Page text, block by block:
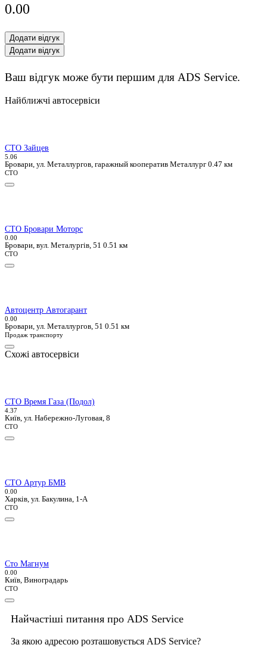
0.00
Додати відгук
Додати відгук
Ваш відгук може бути першим для ADS Service.
Найближчі автосервіси
СТО Зайцев
5.06
Бровари, ул. Металлургов, гаражный кооператив Металлург 0.47 км
СТО
СТО Бровари Моторс
0.00
Бровари, вул. Металургів, 51 0.51 км
СТО
Автоцентр Автогарант
0.00
Бровари, ул. Металлургов, 51 0.51 км
Продаж транспорту
Схожі автосервіси
СТО Время Газа (Подол)
4.37
Київ, ул. Набережно-Луговая, 8
СТО
СТО Артур БМВ
0.00
Харків, ул. Бакулина, 1-А
СТО
Сто Магнум
0.00
Київ, Виноградарь
СТО
Найчастіші питання про ADS Service
За якою адресою розташовується ADS Service?